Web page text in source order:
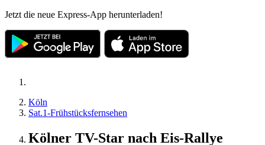
Jetzt die neue Express-App herunterladen!
Köln
Sat.1-Frühstücksfernsehen
Kölner TV-Star nach Eis-Rallye